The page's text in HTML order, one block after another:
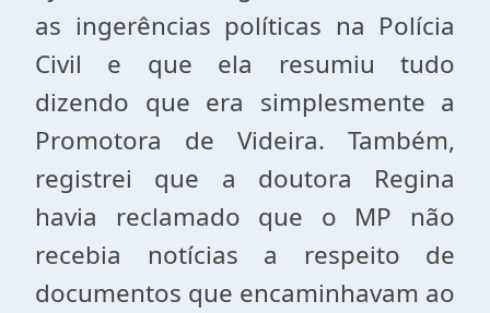
as ingerências políticas na Polícia
Civil e que ela resumiu tudo
dizendo que era simplesmente a
Promotora de Videira. Também,
registrei que a doutora Regina
havia reclamado que o MP não
recebia notícias a respeito de
documentos que encaminhavam ao